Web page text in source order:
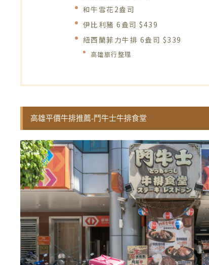
和牛雪花2盎司
伊比利豬 6盎司 $439
紐西蘭菲力牛排 6盎司 $339
高雄旅行整理
高雄平價牛排推薦-鬥牛士牛排食堂